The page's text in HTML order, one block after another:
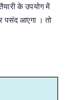
के उपयोग में
पसंद आएगा । तो